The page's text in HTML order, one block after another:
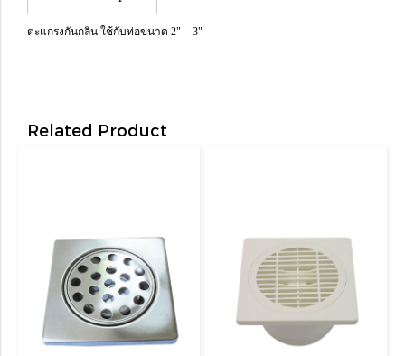
ตะแกรงกันกลิ่น ใช้กับท่อขนาด 2" - 3"
Related Product